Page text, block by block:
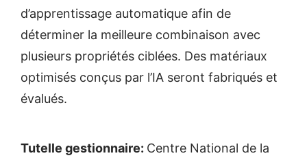
d’apprentissage automatique afin de
déterminer la meilleure combinaison avec
plusieurs propriétés ciblées. Des matériaux
optimisés conçus par l’IA seront fabriqués et
évalués.
Tutelle gestionnaire: Centre National de la